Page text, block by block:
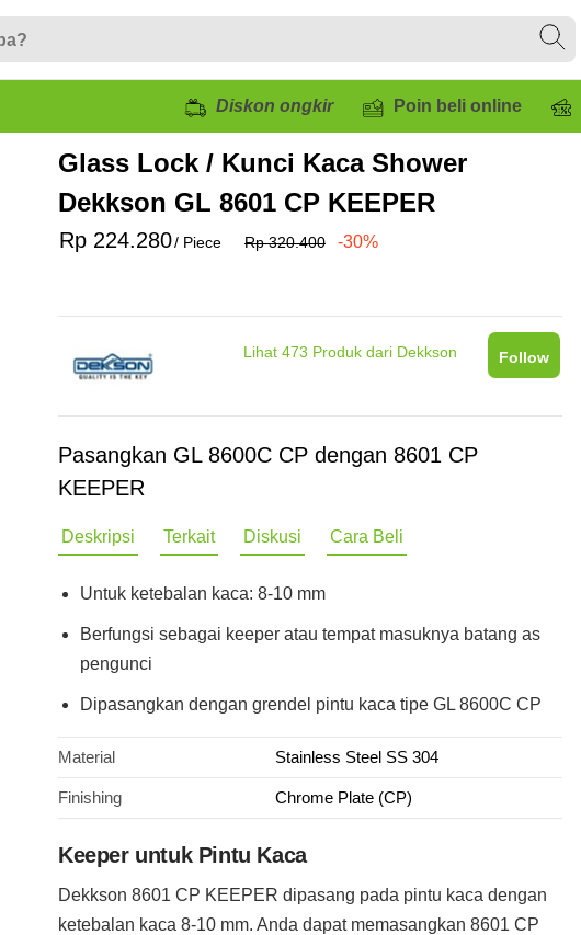
Diskon ongkir Poin beli online
Glass Lock / Kunci Kaca Shower
Dekkson GL 8601 CP KEEPER
Rp 224.280/ Piece Rp 320.400 -30%
Lihat 473 Produk dari Dekkson Follow
Pasangkan GL 8600C CP dengan 8601 CP
KEEPER
Deskripsi Terkait Diskusi Cara Beli
Untuk ketebalan kaca: 8-10 mm
Berfungsi sebagai keeper atau tempat masuknya batang as
pengunci
Dipasangkan dengan grendel pintu kaca tipe GL 8600C CP
Material Stainless Steel SS 304
Finishing Chrome Plate (CP)
Keeper untuk Pintu Kaca
Dekkson 8601 CP KEEPER dipasang pada pintu kaca dengan
ketebalan kaca 8-10 mm. Anda dapat memasangkan 8601 CP